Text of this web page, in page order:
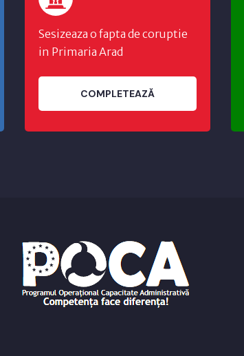
Sesizeaza o fapta de coruptie
in Primaria Arad
COMPLETEAZĂ